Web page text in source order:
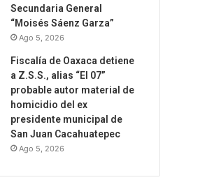
Secundaria General
“Moisés Sáenz Garza”
Ago 5, 2026
Fiscalía de Oaxaca detiene
a Z.S.S., alias “El 07”
probable autor material de
homicidio del ex
presidente municipal de
San Juan Cacahuatepec
Ago 5, 2026